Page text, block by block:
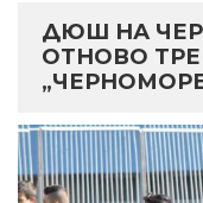
ДЮШ НА
ОТНОВО